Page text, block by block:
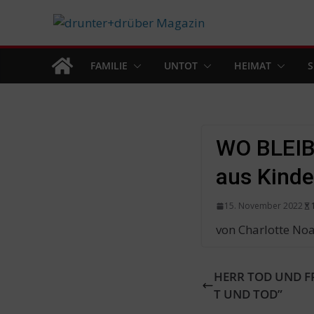
content
FAMILIE UNTOT HEIMAT
WO
aus
15. November 2022
von Charlotte
HERR TOD UND
T UND TOD”